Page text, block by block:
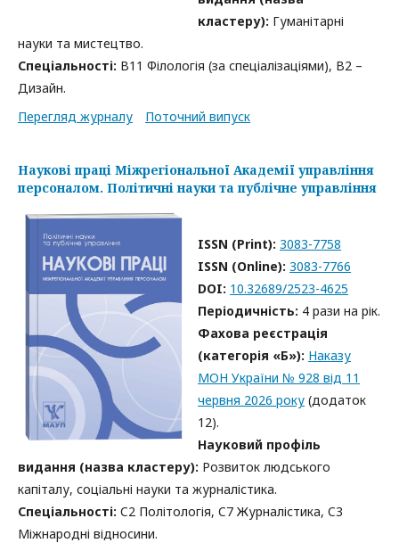
кластеру): Гуманітарні
науки та мистецтво.
Спеціальності: B11 Філологія (за спеціалізаціями), B2 –
Дизайн.
Перегляд журналу
Поточний випуск
Наукові праці Міжрегіональної Академії управління
персоналом. Політичні науки та публічне управління
ISSN (Print):3083-7758
ISSN (Online):3083-7766
DOI: 10.32689/2523-4625
Періодичність: 4 рази на рік.
Фахова реєстрація
(категорія «Б»): Наказу
МОН України № 928 від 11
червня 2026 року (додаток
12).
Науковий профіль
видання (назва кластеру): Розвиток людського
капіталу, соціальні науки та журналістика.
Спеціальності: C2 Політологія, C7 Журналістика, C3
Міжнародні відносини.